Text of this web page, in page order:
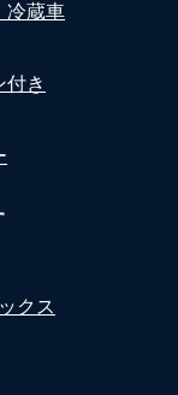
冷蔵車
付き
クス